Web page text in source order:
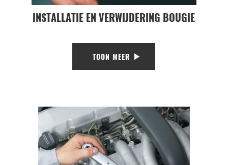
INSTALLATIE EN VERWIJDERING BOUGIE
TOON MEER